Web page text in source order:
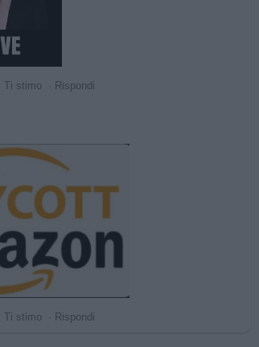
Ti stimo Rispondi
Ti stimo Rispondi